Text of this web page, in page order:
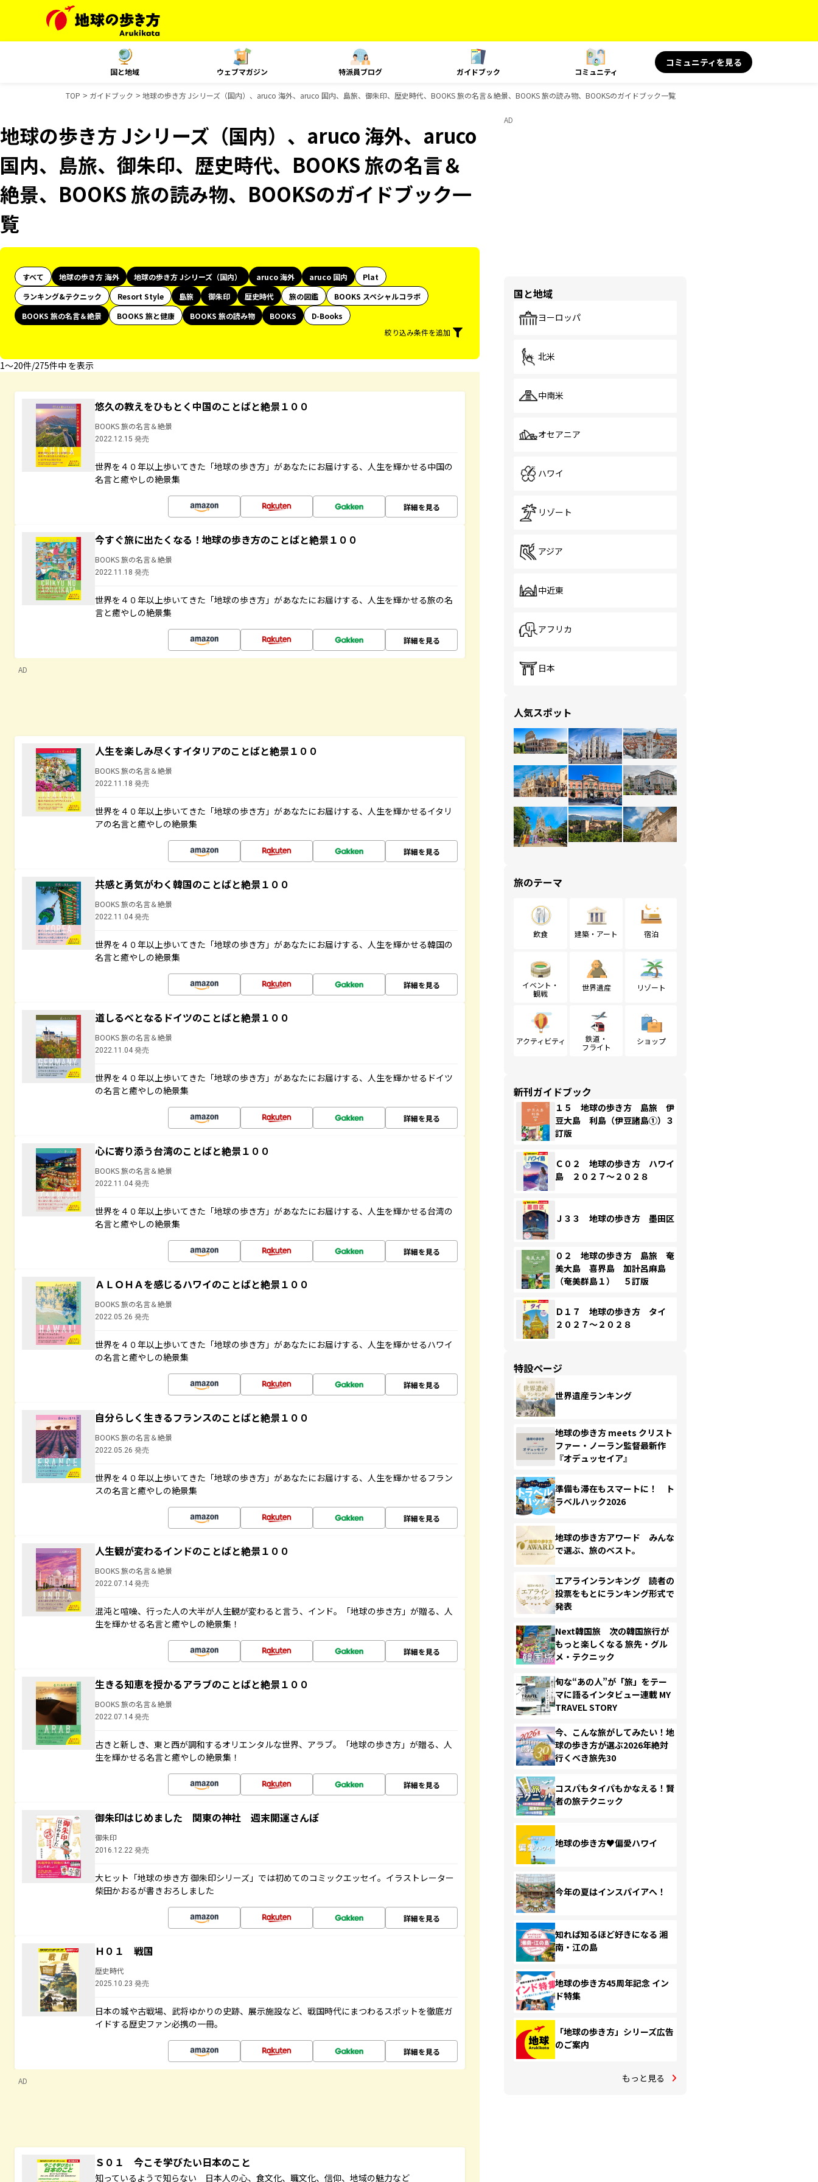
国と地域 ウェブマガジン 特派員ブログ ガイドブック コミュニティ
コミュニティを見る
TOP ガイドブック 地球の歩き方 Jシリーズ（国内）、aruco 海外、aruco 国内、島旅、御朱印、歴史時代、BOOKS 旅の名言＆絶景、BOOKS 旅の読み物、BOOKSのガイドブック一覧
地球の歩き方 Jシリーズ（国内）、aruco 海外、aruco
国内、島旅、御朱印、歴史時代、BOOKS 旅の名言＆
絶景、BOOKS 旅の読み物、BOOKSのガイドブック一
覧
すべて 地球の歩き方 海外 地球の歩き方 Jシリーズ（国内） aruco 海外 aruco 国内
Plat
ランキング&テクニック
Resort Style 島旅 御朱印 歴史時代 旅の図鑑
BOOKS スペシャルコラボ
BOOKS 旅の名言＆絶景
BOOKS 旅と健康 BOOKS 旅の読み物 BOOKS
D-Books
絞り込み条件を追加
1〜20件/275件中 を表示
悠久の教えをひもとく中国のことばと絶景１００
BOOKS 旅の名言＆絶景
2022.12.15 発売
世界を４０年以上歩いてきた「地球の歩き方」があなたにお届けする、人生を輝かせる中国の
名言と癒やしの絶景集
詳細を見る
今すぐ旅に出たくなる！地球の歩き方のことばと絶景１００
BOOKS 旅の名言＆絶景
2022.11.18 発売
世界を４０年以上歩いてきた「地球の歩き方」があなたにお届けする、人生を輝かせる旅の名
言と癒やしの絶景集
詳細を見る
AD
人生を楽しみ尽くすイタリアのことばと絶景１００
BOOKS 旅の名言＆絶景
2022.11.18 発売
世界を４０年以上歩いてきた「地球の歩き方」があなたにお届けする、人生を輝かせるイタリ
アの名言と癒やしの絶景集
詳細を見る
共感と勇気がわく韓国のことばと絶景１００
BOOKS 旅の名言＆絶景
2022.11.04 発売
世界を４０年以上歩いてきた「地球の歩き方」があなたにお届けする、人生を輝かせる韓国の
名言と癒やしの絶景集
詳細を見る
道しるべとなるドイツのことばと絶景１００
BOOKS 旅の名言＆絶景
2022.11.04 発売
世界を４０年以上歩いてきた「地球の歩き方」があなたにお届けする、人生を輝かせるドイツ
の名言と癒やしの絶景集
詳細を見る
心に寄り添う台湾のことばと絶景１００
BOOKS 旅の名言＆絶景
2022.11.04 発売
世界を４０年以上歩いてきた「地球の歩き方」があなたにお届けする、人生を輝かせる台湾の
名言と癒やしの絶景集
詳細を見る
ＡＬＯＨＡを感じるハワイのことばと絶景１００
BOOKS 旅の名言＆絶景
2022.05.26 発売
世界を４０年以上歩いてきた「地球の歩き方」があなたにお届けする、人生を輝かせるハワイ
の名言と癒やしの絶景集
詳細を見る
自分らしく生きるフランスのことばと絶景１００
BOOKS 旅の名言＆絶景
2022.05.26 発売
世界を４０年以上歩いてきた「地球の歩き方」があなたにお届けする、人生を輝かせるフラン
スの名言と癒やしの絶景集
詳細を見る
人生観が変わるインドのことばと絶景１００
BOOKS 旅の名言＆絶景
2022.07.14 発売
混沌と喧噪、行った人の大半が人生観が変わると言う、インド。「地球の歩き方」が贈る、人
生を輝かせる名言と癒やしの絶景集！
詳細を見る
生きる知恵を授かるアラブのことばと絶景１００
BOOKS 旅の名言＆絶景
2022.07.14 発売
古きと新しき、東と西が調和するオリエンタルな世界、アラブ。「地球の歩き方」が贈る、人
生を輝かせる名言と癒やしの絶景集！
詳細を見る
御朱印はじめました 関東の神社 週末開運さんぽ
御朱印
2016.12.22 発売
大ヒット「地球の歩き方 御朱印シリーズ」では初めてのコミックエッセイ。イラストレーター
柴田かおるが書きおろしました
詳細を見る
Ｈ０１ 戦国
歴史時代
2025.10.23 発売
日本の城や古戦場、武将ゆかりの史跡、展示施設など、戦国時代にまつわるスポットを徹底ガ
イドする歴史ファン必携の一冊。
詳細を見る
AD
Ｓ０１ 今こそ学びたい日本のこと
知っているようで知らない 日本人の心、食文化、職文化、信仰、地域の魅力など
AD
国と地域
ヨーロッパ
北米
中南米
オセアニア
ハワイ
リゾート
アジア
中近東
アフリカ
日本
人気スポット
旅のテーマ
飲食 建築・アート 宿泊
イベント・
観戦
世界遺産 リゾート
アクティビティ
鉄道・
フライト
ショップ
新刊ガイドブック
１５ 地球の歩き方 島旅 伊
豆大島 利島（伊豆諸島①）３
訂版
Ｃ０２ 地球の歩き方 ハワイ
島 ２０２７～２０２８
Ｊ３３ 地球の歩き方 墨田区
０２ 地球の歩き方 島旅 奄
美大島 喜界島 加計呂麻島
（奄美群島１） ５訂版
Ｄ１７ 地球の歩き方 タイ
２０２７～２０２８
特設ページ
世界遺産ランキング
地球の歩き方 meets クリスト
ファー・ノーラン監督最新作
『オデュッセイア』
準備も滞在もスマートに！ ト
ラベルハック2026
地球の歩き方アワード みんな
で選ぶ、旅のベスト。
エアラインランキング 読者の
投票をもとにランキング形式で
発表
Next韓国旅 次の韓国旅行が
もっと楽しくなる 旅先・グル
メ・テクニック
旬な“あの人”が「旅」をテー
マに語るインタビュー連載 MY
TRAVEL STORY
今、こんな旅がしてみたい！地
球の歩き方が選ぶ2026年絶対
行くべき旅先30
コスパもタイパもかなえる！賢
者の旅テクニック
地球の歩き方♥偏愛ハワイ
今年の夏はインスパイアへ！
知れば知るほど好きになる 湘
南・江の島
地球の歩き方45周年記念 イン
ド特集
「地球の歩き方」シリーズ広告
のご案内
もっと見る